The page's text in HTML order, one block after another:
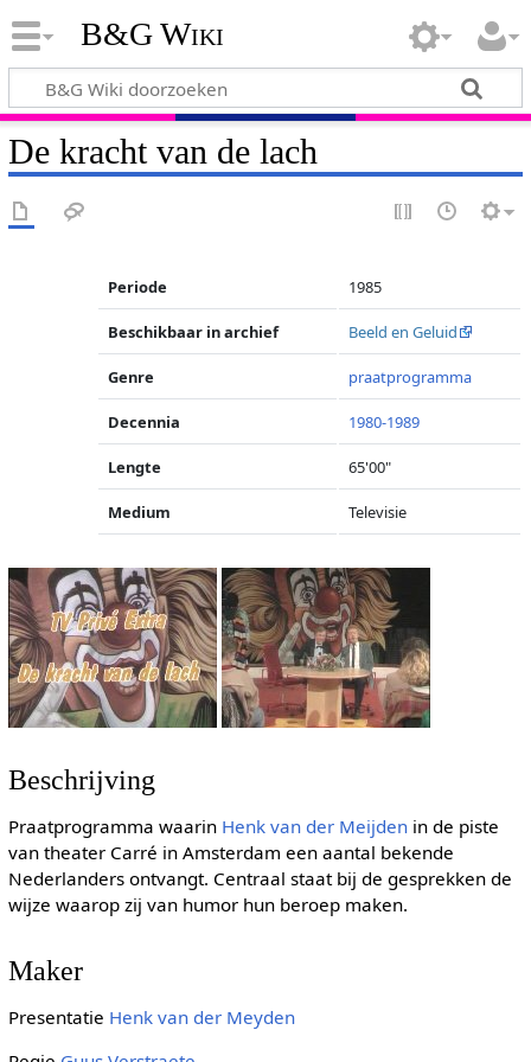
B&G Wiki
De kracht van de lach
Periode 1985
Beschikbaar in archief Beeld en Geluid
Genre praatprogramma
Decennia 1980-1989
Lengte 65'00"
Medium Televisie
Beschrijving
Praatprogramma waarin Henk van der Meijdenin de piste
van theater Carré in Amsterdam een aantal bekende
Nederlanders ontvangt. Centraal staat bij de gesprekken de
wijze waarop zij van humor hun beroep maken.
Maker
Presentatie Henk van der Meyden